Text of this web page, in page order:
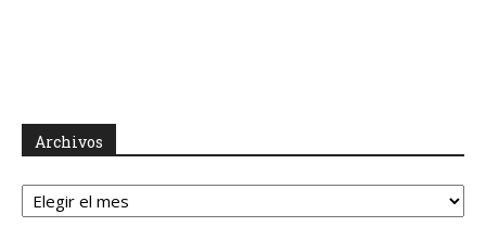
Archivos
Archivos